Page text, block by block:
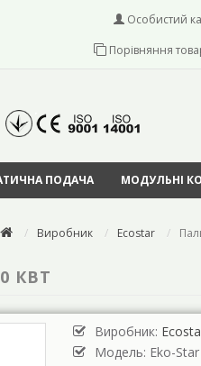
Особистий
Порівняння
ПОДАЧА МОДУЛЬНІ
Виробник Ecostar
КВТ
Виробник:
Модель: Eko-